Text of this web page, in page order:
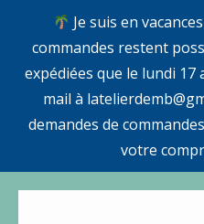
Je suis en
commandes restent
expédiées que le lundi
mail à
demandes de
votre